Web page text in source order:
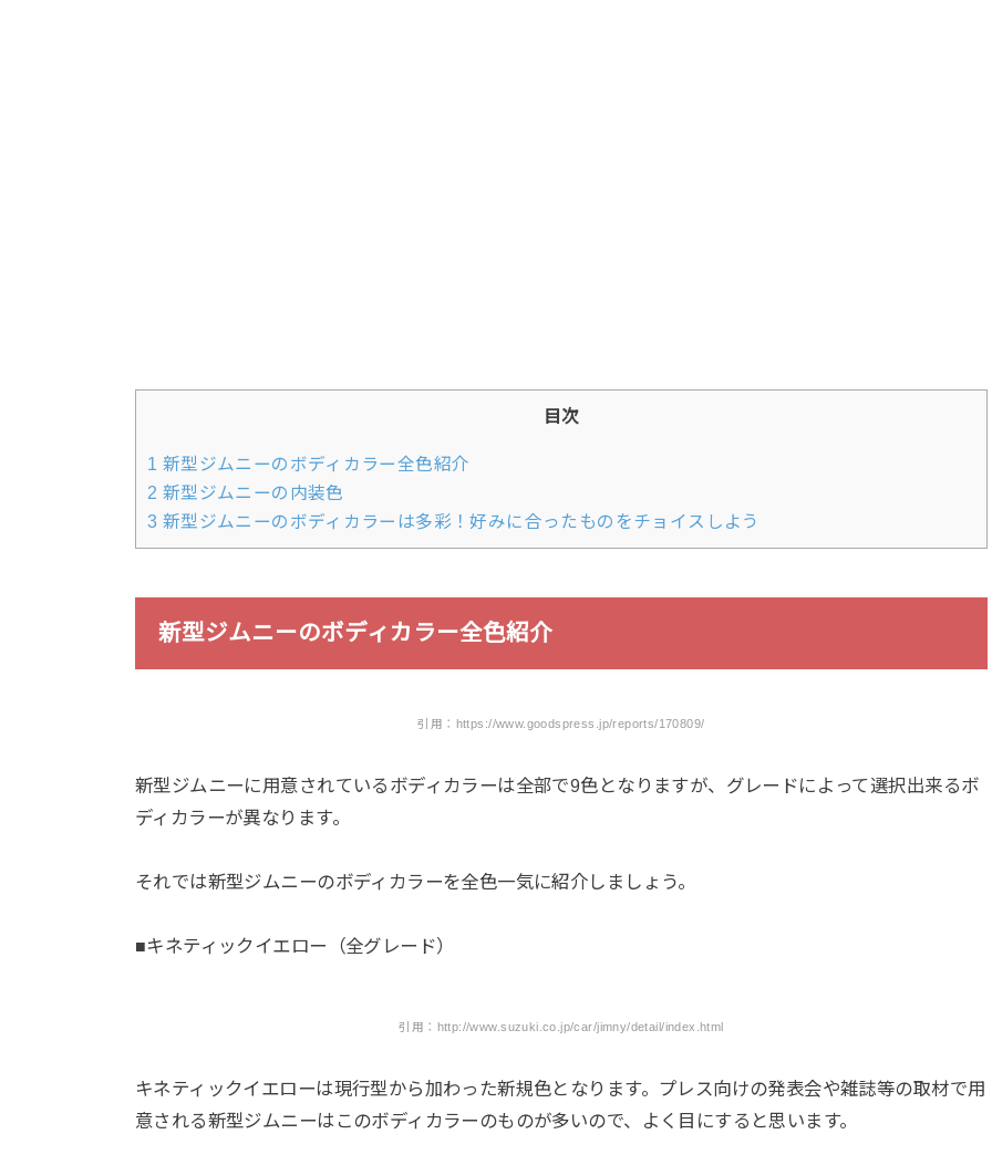
目次
1 新型ジムニーのボディカラー全色紹介
2 新型ジムニーの内装色
3 新型ジムニーのボディカラーは多彩！好みに合ったものをチョイスしよう
新型ジムニーのボディカラー全色紹介
引用：https://www.goodspress.jp/reports/170809/
新型ジムニーに用意されているボディカラーは全部で9色となりますが、グレードによって選択出来るボ
ディカラーが異なります。
それでは新型ジムニーのボディカラーを全色一気に紹介しましょう。
■キネティックイエロー（全グレード）
引用：http://www.suzuki.co.jp/car/jimny/detail/index.html
キネティックイエローは現行型から加わった新規色となります。プレス向けの発表会や雑誌等の取材で用
意される新型ジムニーはこのボディカラーのものが多いので、よく目にすると思います。